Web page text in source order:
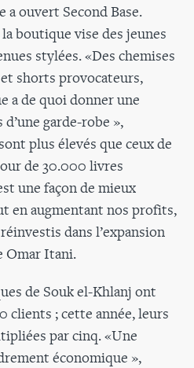
a ouvert Second Base.
boutique vise des jeunes
stylées. «Des chemises
shorts provocateurs,
a de quoi donner une
garde-robe »,
plus élevés que ceux de
de 30.000 livres
une façon de mieux
en augmentant nos profits,
dans l’expansion
Omar Itani.
de Souk el-Khlanj ont
clients ; cette année, leurs
par cinq. «Une
économique »,